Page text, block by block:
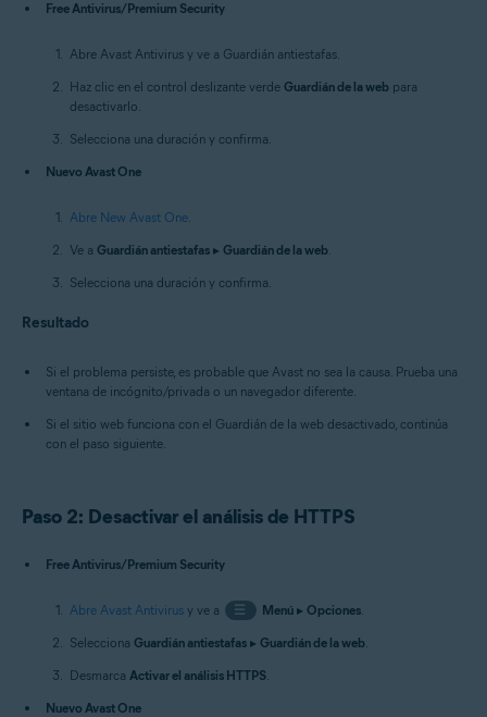
Free Antivirus/Premium Security
Abre Avast Antivirus y ve a Guardián antiestafas.
Haz clic en el control deslizante verde Guardián de la web para
desactivarlo.
Selecciona una duración y confirma.
Nuevo Avast One
Abre New Avast One.
Ve a Guardián antiestafas ▸ Guardián de la web.
Selecciona una duración y confirma.
Resultado
Si el problema persiste, es probable que Avast no sea la causa. Prueba una
ventana de incógnito/privada o un navegador diferente.
Si el sitio web funciona con el Guardián de la web desactivado, continúa
con el paso siguiente.
Paso 2: Desactivar el análisis de HTTPS
Free Antivirus/Premium Security
Abre Avast Antivirus y ve a ☰ Menú▸ Opciones.
Selecciona Guardián antiestafas ▸ Guardián de la web.
Desmarca Activar el análisis HTTPS.
Nuevo Avast One